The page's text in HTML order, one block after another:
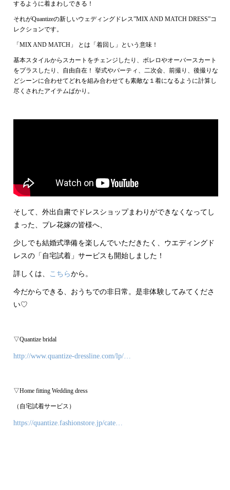
するように着まわしできる！
それがQuantizeの新しいウェディングドレス”MIX AND MATCH DRESS”コ
レクションです。
「MIX AND MATCH」 とは「着回し」という意味！
基本スタイルからスカートをチェンジしたり、ボレロやオーバースカート
をプラスしたり、自由自在！ 挙式やパーティ、二次会、前撮り、後撮りな
どシーンに合わせてどれを組み合わせても素敵な１着になるように計算し
尽くされたアイテムばかり。
そして、外出自粛でドレスショップまわりができなくなってし
まった、プレ花嫁の皆様へ、
少しでも結婚式準備を楽しんでいただきたく、ウエディングド
レスの「自宅試着」サービスも開始しました！
詳しくは、 こちらから。
今だからできる、おうちでの非日常。是非体験してみてくださ
い♡
▽Quantize bridal
http://www.quantize-dressline.com/lp/…
▽Home fitting Wedding dress
（自宅試着サービス）
https://quantize.fashionstore.jp/cate…